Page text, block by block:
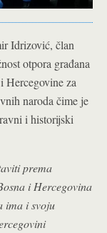
Idrizović, član
otpora građana
Hercegovine za
naroda čime je
i historijski
prema
i Hercegovina
ima i svoju